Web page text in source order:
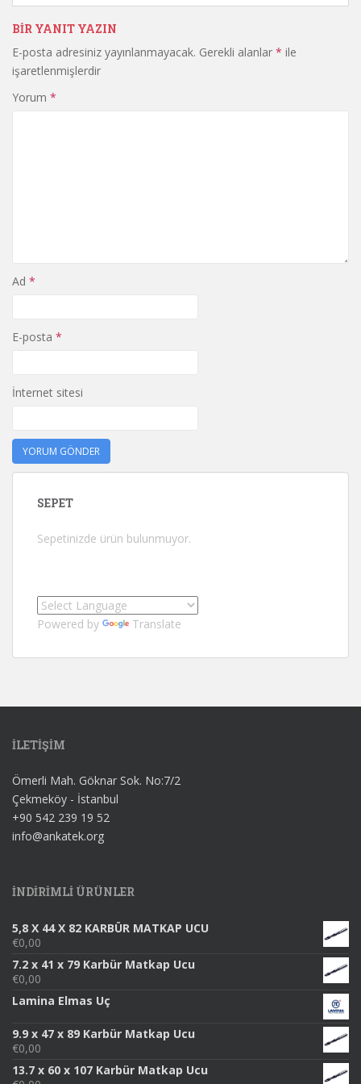
BIR YANIT YAZIN
E-posta adresiniz yayınlanmayacak. Gerekli alanlar * ile
işaretlenmişlerdir
Yorum *
Ad *
E-posta *
İnternet sitesi
SEPET
Sepetinizde ürün bulunmuyor.
Powered by Translate
İLETİŞİM
Ömerli Mah. Göknar Sok. No:7/2
Çekmeköy - İstanbul
+90 542 239 19 52
info@ankatek.org
INDIRIMLI ÜRÜNLER
5,8 X 44 X 82 KARBÜR MATKAP UCU
€0,00
7.2 x 41 x 79 Karbür Matkap Ucu
€0,00
Lamina Elmas Uç
9.9 x 47 x 89 Karbür Matkap Ucu
€0,00
13.7 x 60 x 107 Karbür Matkap Ucu